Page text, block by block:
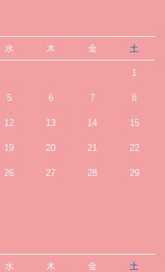
水 木 金 土
1
5 6 7 8
12 13 14 15
19 20 21 22
26 27 28 29
水 木 金 土